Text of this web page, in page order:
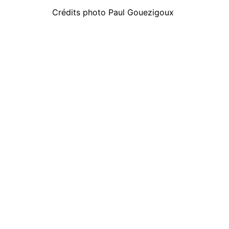
Crédits photo Paul Gouezigoux